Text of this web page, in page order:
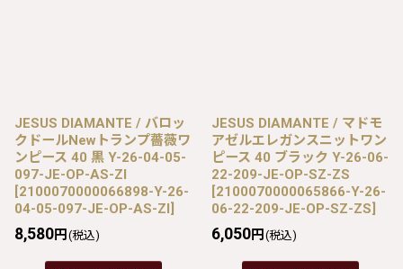
JESUS DIAMANTE / バロッ
クドールNewトランプ薔薇ワ
ンピース 40 黒 Y-26-04-05-
097-JE-OP-AS-ZI
[2100070000066898-Y-26-
04-05-097-JE-OP-AS-ZI]
8,580円 (税込)
JESUS DIAMANTE / マドモ
アゼルエレガンスニットワン
ピース 40 ブラック Y-26-06-
22-209-JE-OP-SZ-ZS
[2100070000065866-Y-26-
06-22-209-JE-OP-SZ-ZS]
6,050円 (税込)